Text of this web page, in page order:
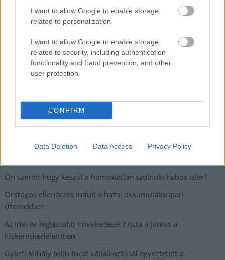
I want to allow Google to enable storage
related to personalization.
I want to allow Google to enable storage
related to security, including authentication
functionality and fraud prevention, and other
user protection.
CONFIRM
Data Deletion Data Access Privacy Policy
Problémák egész Jász-Nagykun-Szolnok megyében: egyre
Már magasabb szinten is nyomoznak Szijjártó
büntetőügyében, vesztegetés miatt 3 év letöltendőt kaphat és
ez csak az egyik botrány
lezárnak a napokban, a közlekedés az átlagost is meghaladó
mértékben lebénul
alapos késések alakultak ki a menetrendhez képest,
Ön szerint hogy készül a hamisítatlan szolnoki habos isler?
Országos ellenőrzés indult a hazai akkumulátoripari
üzemekben
Az idei év leglassabb növekedését hozta a június a
kiskereskedelemben
Györfi Mihály több tucat vállalkozással egyeztetett a